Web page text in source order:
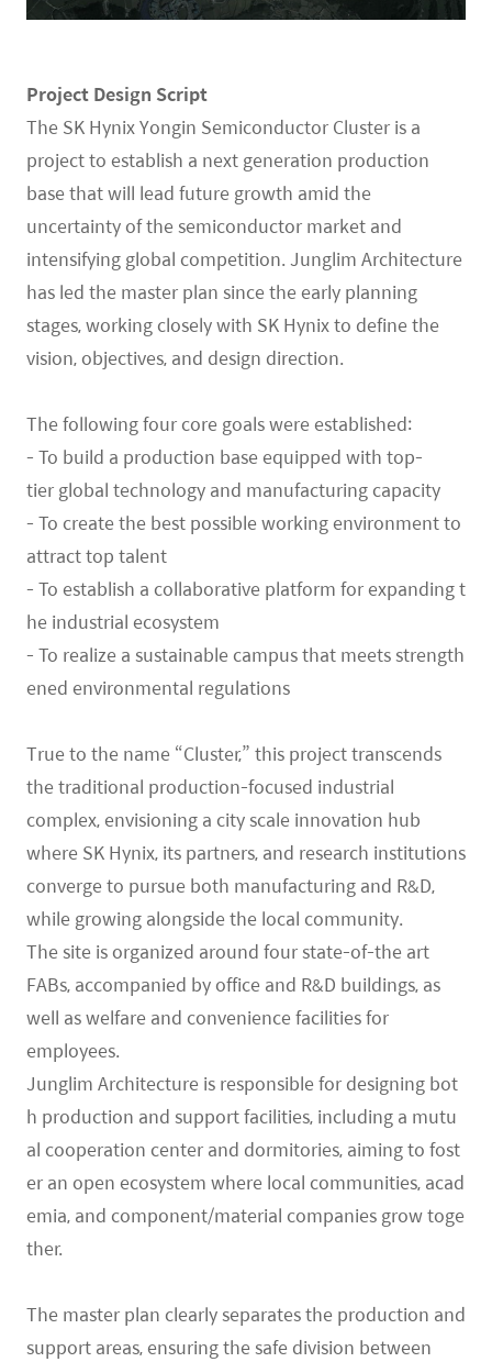
Project Design Script
The SK Hynix Yongin Semiconductor Cluster is a
project to establish a next generation production
base that will lead future growth amid the
uncertainty of the semiconductor market and
intensifying global competition. Junglim Architecture
has led the master plan since the early planning
stages, working closely with SK Hynix to define the
vision, objectives, and design direction.
The following four core goals were established:
- To build a production base equipped with top-
tier global technology and manufacturing capacity
- To create the best possible working environment to
attract top talent
- To establish a collaborative platform for expanding t
he industrial ecosystem
- To realize a sustainable campus that meets strength
ened environmental regulations
True to the name “Cluster,” this project transcends
the traditional production-focused industrial
complex, envisioning a city scale innovation hub
where SK Hynix, its partners, and research institutions
converge to pursue both manufacturing and R&D,
while growing alongside the local community.
The site is organized around four state-of-the art
FABs, accompanied by office and R&D buildings, as
well as welfare and convenience facilities for
employees.
Junglim Architecture is responsible for designing bot
h production and support facilities, including a mutu
al cooperation center and dormitories, aiming to fost
er an open ecosystem where local communities, acad
emia, and component/material companies grow toge
ther.
The master plan clearly separates the production and
support areas, ensuring the safe division between